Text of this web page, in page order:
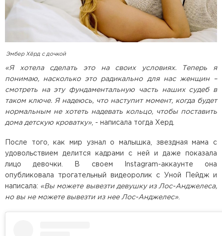
Эмбер Хёрд с дочкой
«Я хотела сделать это на своих условиях. Теперь я
понимаю, насколько это радикально для нас женщин –
смотреть на эту фундаментальную часть наших судеб в
таком ключе. Я надеюсь, что наступит момент, когда будет
нормальным не хотеть надевать кольцо, чтобы поставить
дома детскую кроватку» , - написала тогда Херд.
После того, как мир узнал о малышка, звездная мама с
удовольствием делится кадрами с ней и даже показала
лицо девочки. В своем Instagram-аккаунте она
опубликовала трогательный видеоролик с Уной Пейдж и
написала: «Вы можете вывезти девушку из Лос-Анджелеса,
но вы не можете вывезти из нее Лос-Анджелес»